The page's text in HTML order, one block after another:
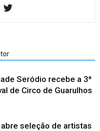
Seródio recebe a 3ª
de Circo de Guarulhos
seleção de artistas